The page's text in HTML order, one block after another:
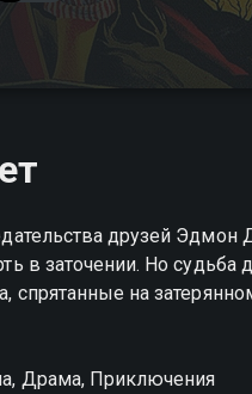
друзей Эдмон
в заточении. Но
спрятанные на
Драма, Приключения